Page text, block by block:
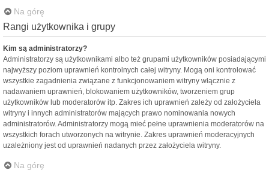
Na górę
Rangi użytkownika i grupy
Kim są administratorzy?
Administratorzy są użytkownikami albo też grupami użytkowników posiadającymi
najwyższy poziom uprawnień kontrolnych całej witryny. Mogą oni kontrolować
wszystkie zagadnienia związane z funkcjonowaniem witryny włącznie z
nadawaniem uprawnień, blokowaniem użytkowników, tworzeniem grup
użytkowników lub moderatorów itp. Zakres ich uprawnień zależy od założyciela
witryny i innych administratorów mających prawo nominowania nowych
administratorów. Administratorzy mogą mieć pełne uprawnienia moderatorów na
wszystkich forach utworzonych na witrynie. Zakres uprawnień moderacyjnych
uzależniony jest od uprawnień nadanych przez założyciela witryny.
Na górę